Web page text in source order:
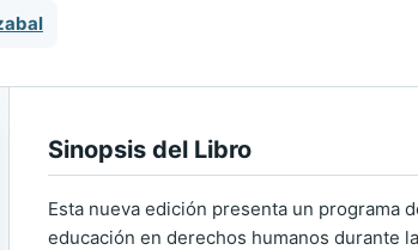
Sinopsis del Libro
Esta nueva edición presenta un programa
educación en derechos humanos durante